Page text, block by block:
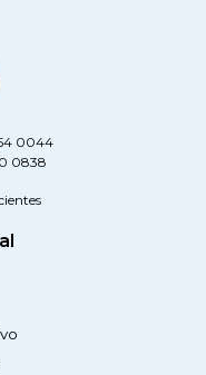
0044
0838